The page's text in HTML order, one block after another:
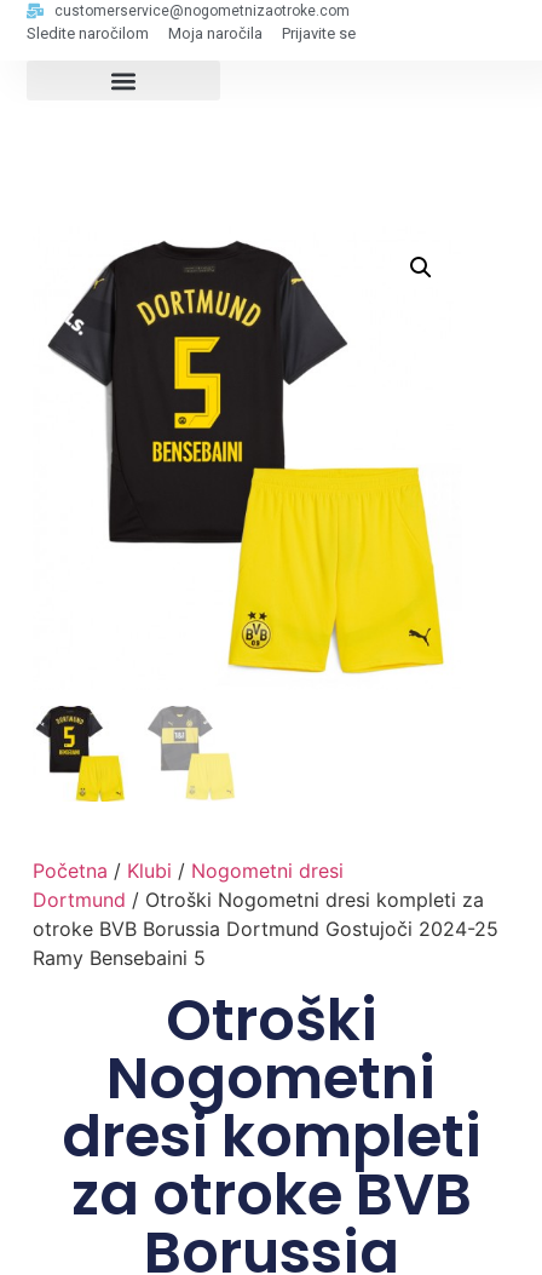
customerservice@nogometnizaotroke.com
Sledite naročilom Moja naročila Prijavite se
Početna / Klubi / Nogometni dresi
Dortmund / Otroški Nogometni dresi kompleti za
otroke BVB Borussia Dortmund Gostujoči 2024-25
Ramy Bensebaini 5
Otroški
Nogometni
dresi kompleti
za otroke BVB
Borussia